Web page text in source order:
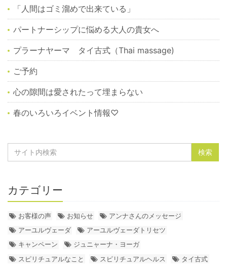
「人間はゴミ溜めで出来ている」
パートナーシップに悩める大人の貴女へ
プラーナヤーマ タイ古式（Thai massage)
ご予約
心の隙間は愛されたって埋まらない
春のいろいろイベント情報♡
カテゴリー
お客様の声 お知らせ
アンナさんのメッセージ
アーユルヴェーダ
アーユルヴェーダトリセツ
キャンペーン
ジュニャーナ・ヨーガ
スピリチュアルなこと
スピリチュアルヘルス
タイ古式